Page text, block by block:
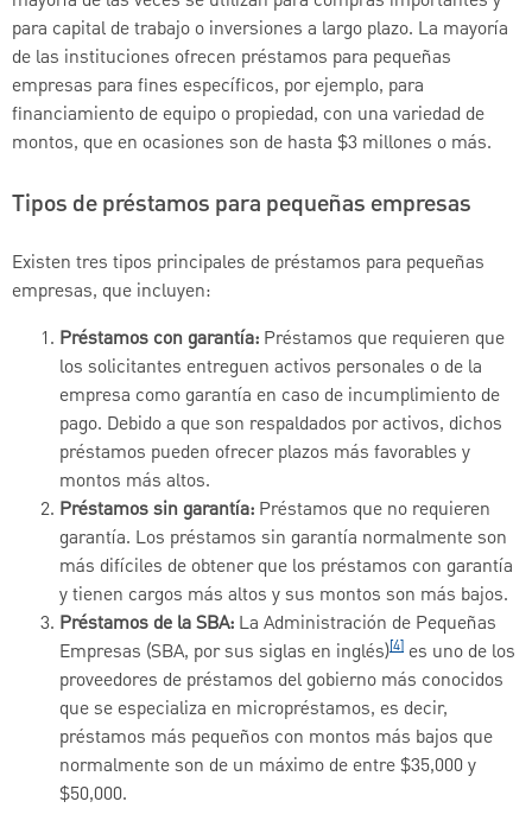
para capital de trabajo o inversiones a largo plazo. La mayoría
de las instituciones ofrecen préstamos para pequeñas
empresas para fines específicos, por ejemplo, para
financiamiento de equipo o propiedad, con una variedad de
montos, que en ocasiones son de hasta $3 millones o más.
Tipos de préstamos para pequeñas empresas
Existen tres tipos principales de préstamos para pequeñas
empresas, que incluyen:
Préstamos con garantía: Préstamos que requieren que
los solicitantes entreguen activos personales o de la
empresa como garantía en caso de incumplimiento de
pago. Debido a que son respaldados por activos, dichos
préstamos pueden ofrecer plazos más favorables y
montos más altos.
Préstamos sin garantía: Préstamos que no requieren
garantía. Los préstamos sin garantía normalmente son
más difíciles de obtener que los préstamos con garantía
y tienen cargos más altos y sus montos son más bajos.
Préstamos de la SBA: La Administración de Pequeñas
Empresas (SBA, por sus siglas en inglés)[4] es uno de los
proveedores de préstamos del gobierno más conocidos
que se especializa en micropréstamos, es decir,
préstamos más pequeños con montos más bajos que
normalmente son de un máximo de entre $35,000 y
$50,000.